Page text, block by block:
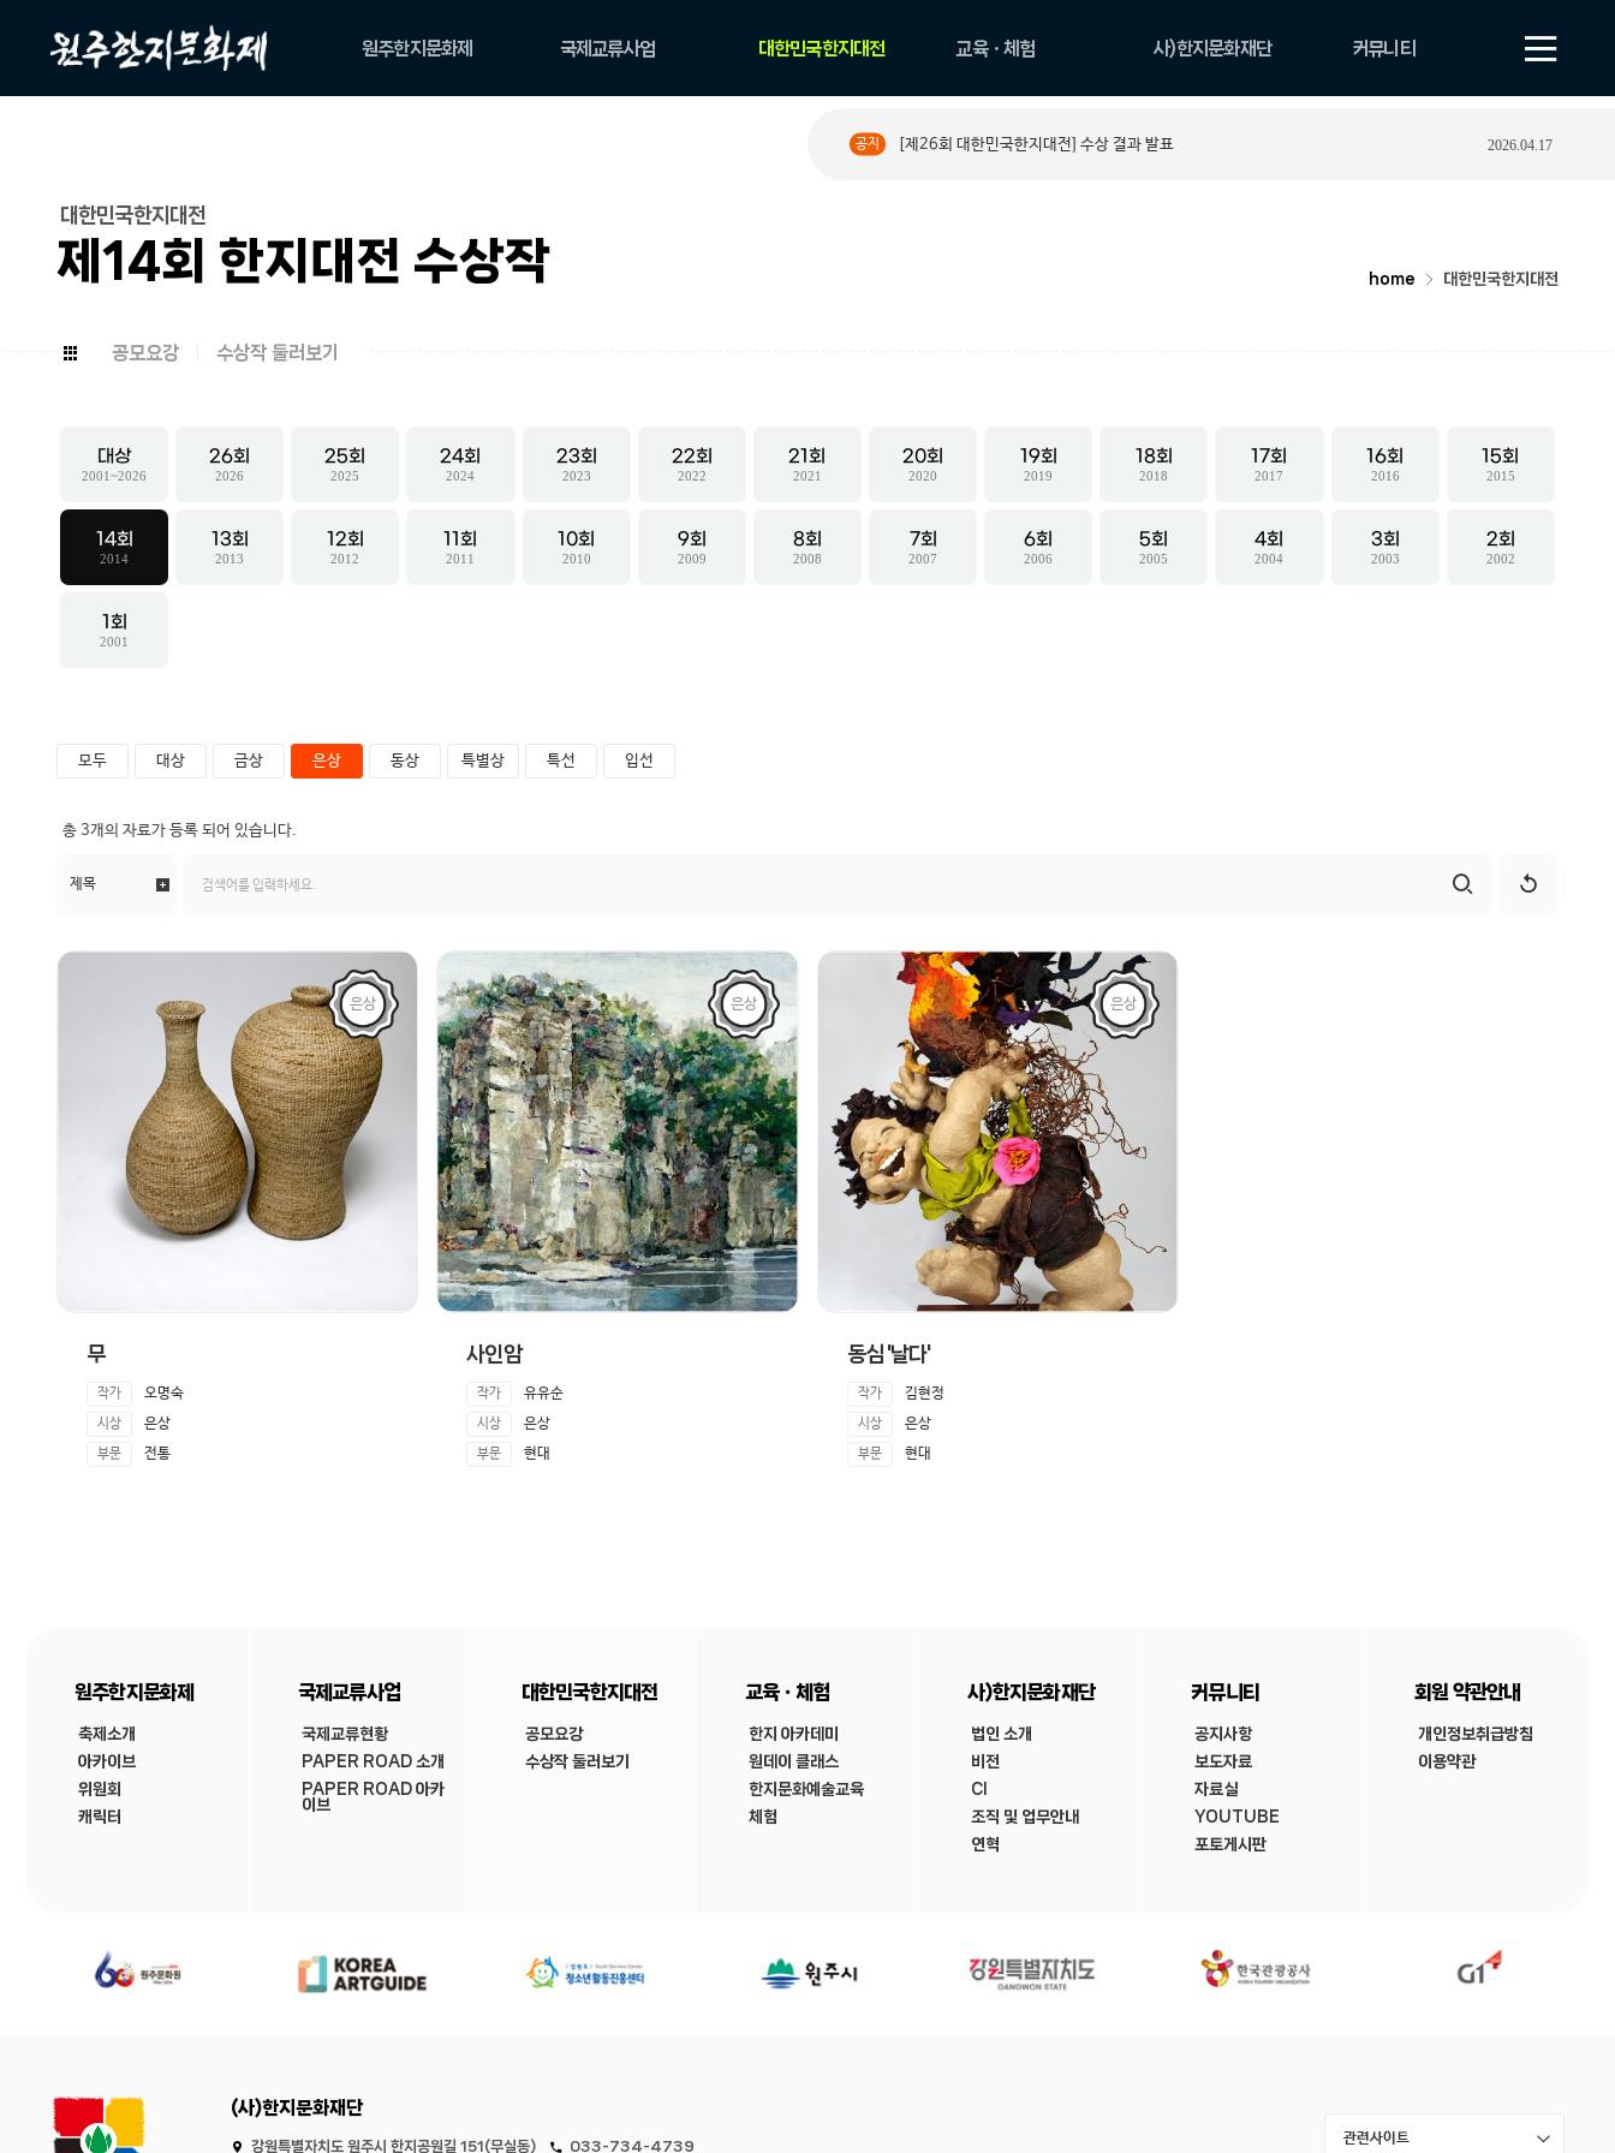
원주한지문화제 국제교류사업 대한민국한지대전
수상작 둘러보기
교육ㆍ체험 사)한지문화재단 커뮤니티
공지 [제26회 대한민국한지대전] 수상 결과 발표 2026.04.17
대한민국한지대전
제14회 한지대전 수상작 home 대한민국한지대전
공모요강 수상작 둘러보기
대상
2001~2026
26
2026
25
2025
24
2024
23
2023
22
2022
21
2021
20
2020
19
2019
18
2018
17
2017
16
2016
15
2015
14
2014
13
2013
12
2012
11
2011
10
2010
9
2009
8
2008
7
2007
6
2006
5
2005
4
2004
3
2003
2
2002
1
2001
모두 대상 금상 은상 동상 특별상 특선 입선
총 3개의 자료가 등록 되어 있습니다.
은상
무
작가 오명숙
시상 은상
부문 전통
은상
사인암
작가 유유순
시상 은상
부문 현대
은상
동심 '날다'
작가 김현정
시상 은상
부문 현대
원주한지문화제
축제소개
아카이브
위원회
캐릭터
국제교류사업
국제교류현황
PAPER ROAD 소개
PAPER ROAD 아카
이브
대한민국한지대전
공모요강
수상작 둘러보기
교육ㆍ체험
한지 아카데미
원데이 클래스
한지문화예술교육
체험
사)한지문화재단
법인 소개
비전
CI
조직 및 업무안내
연혁
커뮤니티
공지사항
보도자료
자료실
YOUTUBE
포토게시판
회원 약관안내
개인정보취급방침
이용약관
(사)한지문화재단
강원특별자치도 원주시 한지공원길 151(무실동) 033-734-4739 관련사이트